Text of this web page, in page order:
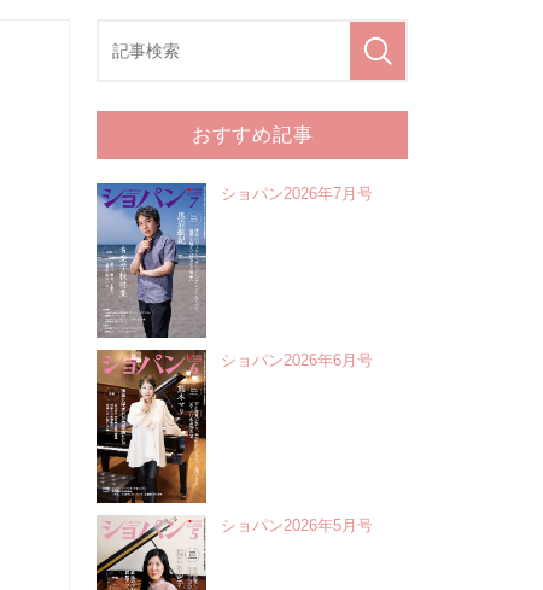
おすすめ記事
ショパン2026年7月号
ショパン2026年6月号
ショパン2026年5月号